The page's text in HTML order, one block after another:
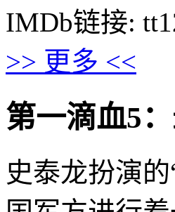
IMDb链接:
>> 更多 <<
第一滴血5：
史泰龙扮演